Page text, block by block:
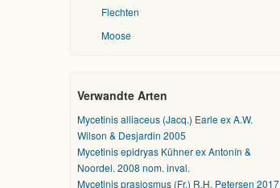
Flechten
Moose
Verwandte Arten
Mycetinis alliaceus (Jacq.) Earle ex A.W.
Wilson & Desjardin 2005
Mycetinis epidryas Kühner ex Antonín &
Noordel. 2008 nom. inval.
Mycetinis prasiosmus (Fr.) R.H. Petersen 2017